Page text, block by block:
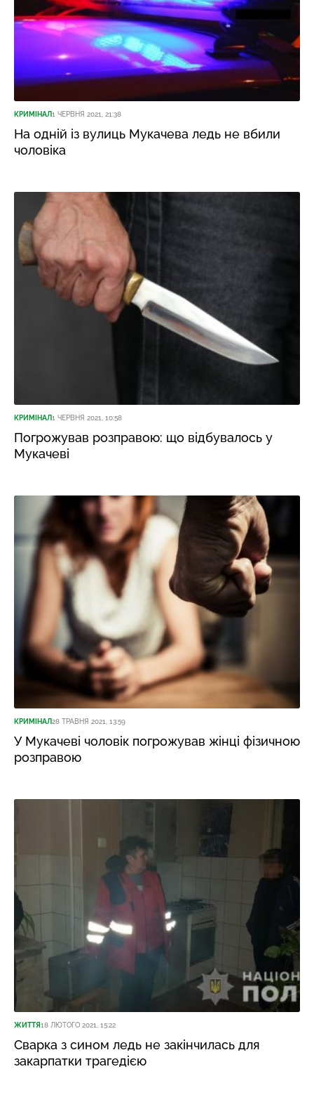
КРИМІНАЛ1 ЧЕРВНЯ 2021, 21:38
На одній із вулиць Мукачева ледь не вбили
чоловіка
КРИМІНАЛ1 ЧЕРВНЯ 2021, 10:58
Погрожував розправою: що відбувалось у
Мукачеві
КРИМІНАЛ28 ТРАВНЯ 2021, 13:59
У Мукачеві чоловік погрожував жінці фізичною
розправою
ЖИТТЯ18 ЛЮТОГО 2021, 15:22
Сварка з сином ледь не закінчилась для
закарпатки трагедією